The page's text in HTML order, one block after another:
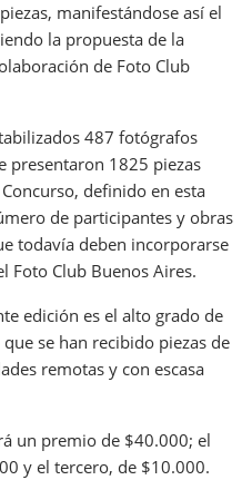
manifestándose así el
la propuesta de la
de Foto Club
487 fotógrafos
presentaron 1825 piezas
definido en esta
de participantes y obras
todavía deben incorporarse
Foto Club Buenos Aires.
edición es el alto grado de
se han recibido piezas de
remotas y con escasa
un premio de $40.000; el
y el tercero, de $10.000.